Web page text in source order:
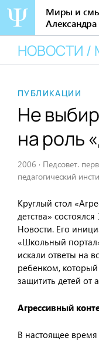
содержанию
Миры и
НОВОСТИ /
ПУБЛИКАЦИИ
Не
на роль
2006 · Педсовет.
педагогический
Круглый стол
детства»
Новости. Его
«Школьный
искали ответы на
ребенком, который
защитить детей от
Агрессивный
В настоящее время